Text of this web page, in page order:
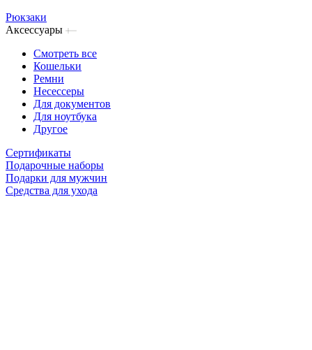
Рюкзаки
Аксессуары
Смотреть все
Кошельки
Ремни
Несессеры
Для документов
Для ноутбука
Другое
Сертификаты
Подарочные наборы
Подарки для мужчин
Средства для ухода